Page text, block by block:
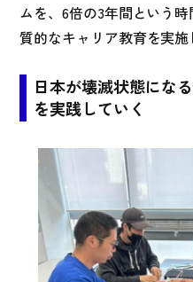
ムを、6倍の3年間という
質的なキャリア教育を実施
日本が壊滅状態にな
を実践していく